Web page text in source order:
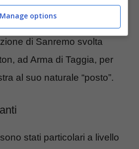
delle “Nuove proposte”, il
obbligatorio.
di Sanremo svolta
ad Arma di Taggia, per
al suo naturale “posto”.
stati particolari a livello
Manage options